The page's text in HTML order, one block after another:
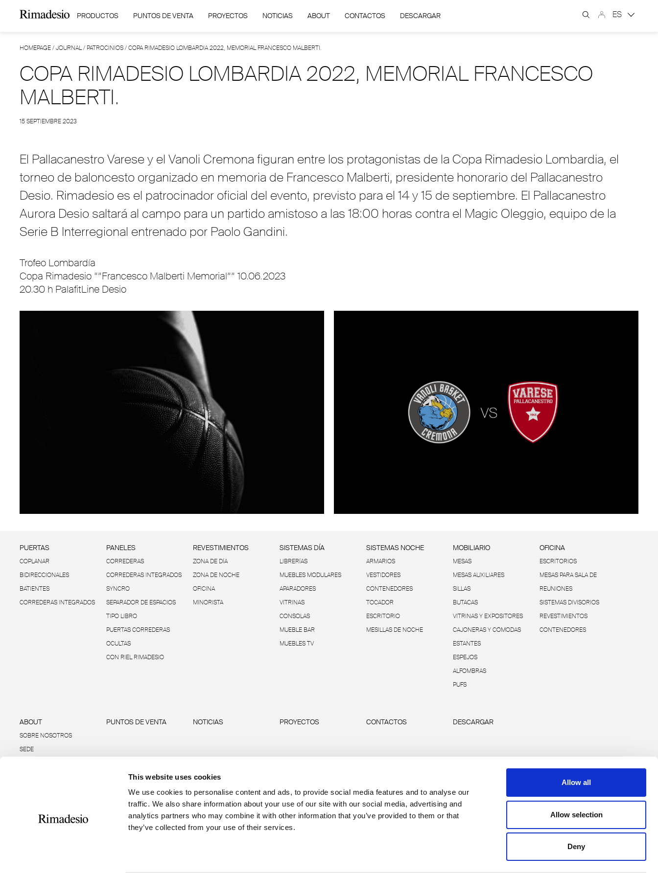
This website uses cookies
We use cookies to personalise content and ads, to provide social media features and to analyse our
traffic. We also share information about your use of our site with our social media, advertising and
analytics partners who may combine it with other information that you’ve provided to them or that
they’ve collected from your use of their services.
Allow all
Allow selection
Deny
PRODUCTOS PUNTOS DE VENTA PROYECTOS NOTICIAS ABOUT CONTACTOS DESCARGAR ES
HOMEPAGE/JOURNAL/ PATROCINIOS/COPA RIMADESIO LOMBARDIA 2022, MEMORIAL FRANCESCO MALBERTI.
COPA RIMADESIO LOMBARDIA 2022, MEMORIAL FRANCESCO
MALBERTI.
15 SEPTIEMBRE 2023
El Pallacanestro Varese y el Vanoli Cremona figuran entre los protagonistas de la Copa Rimadesio Lombardia, el
torneo de baloncesto organizado en memoria de Francesco Malberti, presidente honorario del Pallacanestro
Desio. Rimadesio es el patrocinador oficial del evento, previsto para el 14 y 15 de septiembre. El Pallacanestro
Aurora Desio saltará al campo para un partido amistoso a las 18:00 horas contra el Magic Oleggio, equipo de la
Serie B Interregional entrenado por Paolo Gandini.
Trofeo Lombardía
Copa Rimadesio “”Francesco Malberti Memorial”” 10.06.2023
20.30 h PalafitLine Desio
PUERTAS
COPLANAR
BIDIRECCIONALES
BATIENTES
CORREDERAS INTEGRADOS
PANELES
CORREDERAS
CORREDERAS INTEGRADOS
SYNCRO
SEPARADOR DE ESPACIOS
TIPO LIBRO
PUERTAS CORREDERAS
OCULTAS
CON RIEL RIMADESIO
REVESTIMIENTOS
ZONA DE DÍA
ZONA DE NOCHE
OFICINA
MINORISTA
SISTEMAS DÍA
LIBRERÍAS
MUEBLES MODULARES
APARADORES
VITRINAS
CONSOLAS
MUEBLE BAR
MUEBLES TV
SISTEMAS NOCHE
ARMARIOS
VESTIDORES
CONTENEDORES
TOCADOR
ESCRITORIO
MESILLAS DE NOCHE
MOBILIARIO
MESAS
MESAS AUXILIARES
SILLAS
BUTACAS
VITRINAS Y EXPOSITORES
CAJONERAS Y CÓMODAS
ESTANTES
ESPEJOS
ALFOMBRAS
PUFS
OFICINA
ESCRITORIOS
MESAS PARA SALA DE
REUNIONES
SISTEMAS DIVISORIOS
REVESTIMIENTOS
CONTENEDORES
ABOUT
SOBRE NOSOTROS
SEDE
PUNTOS DE VENTA NOTICIAS PROYECTOS CONTACTOS DESCARGAR
P.IVA 00685930968 Copyright © 2026 Rimadesio. All rights reserved